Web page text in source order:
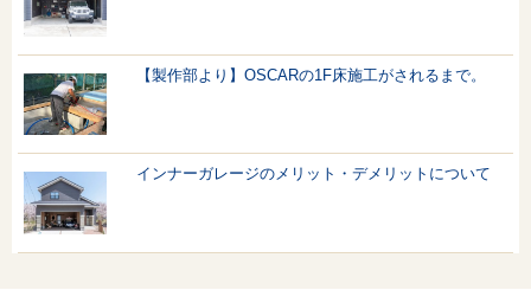
【製作部より】OSCARの1F床施工がされるまで。
インナーガレージのメリット・デメリットについて